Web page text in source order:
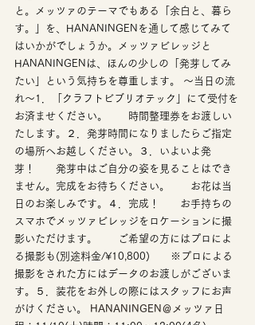
と。メッツァのテーマでもある「余白と、暮ら
す。」を、HANANINGENを通して感じてみて
はいかがでしょうか。メッツァビレッジと
HANANINGENは、ほんの少しの「発芽してみ
たい」という気持ちを尊重します。 ～当日の流
れ～1．「クラフトビブリオテック」にて受付を
お済ませください。　　時間整理券をお渡しい
たします。２．発芽時間になりましたらご指定
の場所へお越しください。３．いよいよ発
芽！　　発芽中はご自分の姿を見ることはでき
ません。完成をお待ちください。　　お花は当
日のお楽しみです。４．完成！　　お手持ちの
スマホでメッツァビレッジをロケーションに撮
影いただけます。　　ご希望の方にはプロによ
る撮影も(別途料金/¥10,800)　　※プロによる
撮影をされた方にはデータのお渡しがございま
す。５．装花をお外しの際にはスタッフにお声
がけください。
HANANINGEN＠メッツァ 日